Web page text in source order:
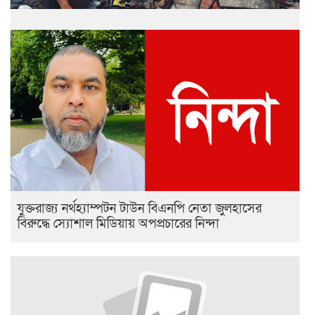
যুক্তরাজ্য নর্থহ্যাম্পটন টাউন বিএনপি নেতা জুলহাসের
বিরুদ্ধে স্যোশাল মিডিয়ায় অপপ্রচারের নিন্দা